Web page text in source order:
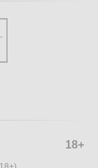
18+